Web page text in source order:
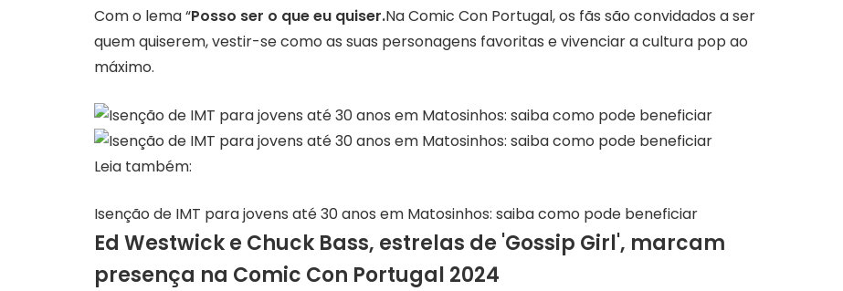
Com o lema “Posso ser o que eu quiser.Na Comic Con Portugal, os fãs são convidados a ser
quem quiserem, vestir-se como as suas personagens favoritas e vivenciar a cultura pop ao
máximo.
Leia também:
Isenção de IMT para jovens até 30 anos em Matosinhos: saiba como pode beneficiar
Ed Westwick e Chuck Bass, estrelas de 'Gossip Girl', marcam
presença na Comic Con Portugal 2024